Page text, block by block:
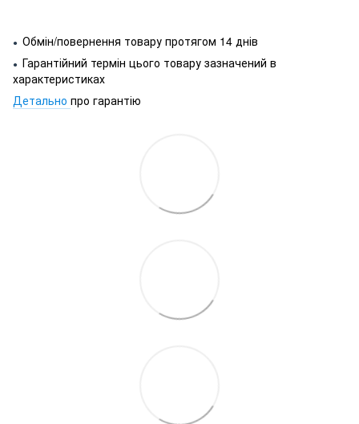
● Обмін/повернення товару протягом 14 днів
● Гарантійний термін цього товару зазначений в
характеристиках
Детально про гарантію